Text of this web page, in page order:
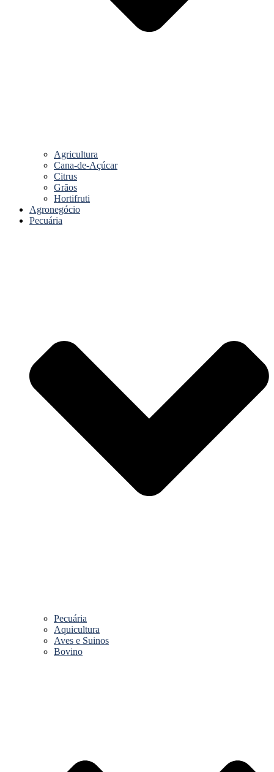
Agricultura
Cana-de-Açúcar
Citrus
Grãos
Hortifruti
Agronegócio
Pecuária
Pecuária
Aquicultura
Aves e Suinos
Bovino